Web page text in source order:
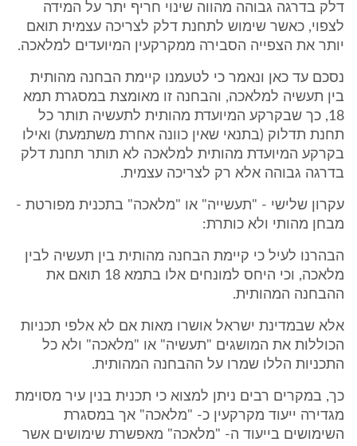
דלק בדרגה גבוהה מהווה שינוי חריף יתר על המידה
לצפוי, כאשר שימוש לתחנת דלק לצריכה עצמית תואם
יותר את הצפייה הסבירה ממקרקעין המיועדים למלאכה.
נסכם עד כאן ונאמר כי לטעמנו קיימת הבחנה מהותית
בין תעשיה למלאכה, והבחנה זו מאומצת במסגרת תמא
18, כך שבקרקע המיועדת מהותית לתעשיה תותר כל
תחנת תדלוק (בתנאי שאין כוונה אחרת משתמעת) ואילו
בקרקע המיועדת מהותית למלאכה לא תותר תחנת דלק
בדרגה גבוהה אלא רק לצריכה עצמית.
עקרון שלישי - "תעשייה" או "מלאכה" בתכנית מפורטת -
מבחן מהותי ולא כותרת:
הבהרנו לעיל כי קיימת הבחנה מהותית בין תעשיה לבין
מלאכה, וכי היחס למונחים אלו בתמא 18 תואם את
ההבחנה המהותית.
אלא שבמדינת ישראל אושרו מאות אם לא אלפי תכניות
הכוללות את המושגים "תעשיה" או "מלאכה" ולא כל
התכניות הללו שמרו על ההבחנה המהותית.
כך, במקרים רבים ניתן למצוא כי תכנית בנין עיר מסוימת
מגדירה ייעוד מקרקעין כ- "מלאכה" אך במסגרת
השימושים בייעוד ה- "מלאכה" מאפשרת שימושים אשר